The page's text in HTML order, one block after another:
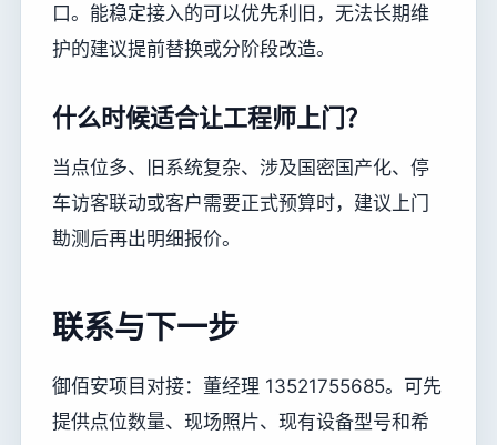
口。能稳定接入的可以优先利旧，无法长期维
护的建议提前替换或分阶段改造。
什么时候适合让工程师上门？
当点位多、旧系统复杂、涉及国密国产化、停
车访客联动或客户需要正式预算时，建议上门
勘测后再出明细报价。
联系与下一步
御佰安项目对接：董经理 13521755685。可先
提供点位数量、现场照片、现有设备型号和希